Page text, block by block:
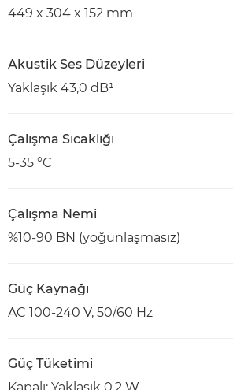
449 x 304 x 152 mm
Akustik Ses Düzeyleri
Yaklaşık 43,0 dB¹
Çalışma Sıcaklığı
5-35 °C
Çalışma Nemi
%10-90 BN (yoğunlaşmasız)
Güç Kaynağı
AC 100-240 V, 50/60 Hz
Güç Tüketimi